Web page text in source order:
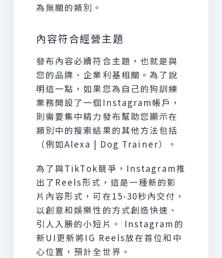
為無關的類別。
內容符合經營主題
發布內容必續符合主題，也就是與
您的品牌、企業利基相關。為了說
明這一點，如果您為自己的狗訓練
業務開設了一個Instagram帳戶，
則需要集中精力發布幫助您顯示在
類別中的搜索結果的其他方法包括
（例如Alexa | Dog Trainer）。
為了與TikTok競爭，Instagram推
出了Reels形式，這是一種新的影
片內容形式，可在15-30秒內交付，
以創意和娛樂性的方式創造快速、
引人入勝的小短片。 Instagram的
新UI更新將IG Reels放在首位和中
心位置，預計全世界。